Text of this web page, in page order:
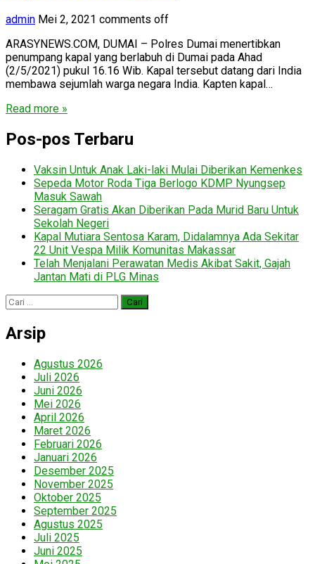
admin Mei 2, 2021 comments off
ARASYNEWS.COM, DUMAI – Polres Dumai menertibkan
penumpang kapal yang berlabuh di Dumai pada Ahad
(2/5/2021) pukul 16.16 Wib. Kapal tersebut datang dari India
membawa sejumlah warga negara India. Kapten kapal…
Read more »
Pos-pos Terbaru
Vaksin Untuk Anak Laki-laki Mulai Diberikan Kemenkes
Sepeda Motor Roda Tiga Berlogo KDMP Nyungsep
Masuk Sawah
Seragam Gratis Akan Diberikan Pada Murid Baru Untuk
Sekolah Negeri
Kapal Mutiara Sentosa Karam, Didalamnya Ada Sekitar
22 Unit Vespa Milik Komunitas Makassar
Telah Menjalani Perawatan Medis Akibat Sakit, Gajah
Jantan Mati di PLG Minas
Cari
untuk:
Arsip
Agustus 2026
Juli 2026
Juni 2026
Mei 2026
April 2026
Maret 2026
Februari 2026
Januari 2026
Desember 2025
November 2025
Oktober 2025
September 2025
Agustus 2025
Juli 2025
Juni 2025